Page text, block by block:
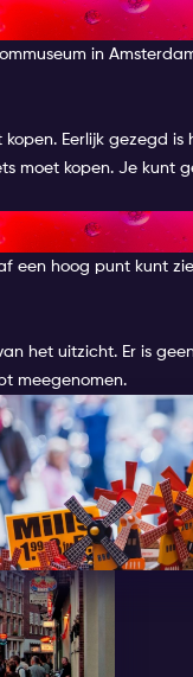
in
Eerlijk gezegd is
moet kopen. Je kunt
een hoog punt kunt
het uitzicht. Er is
meegenomen.